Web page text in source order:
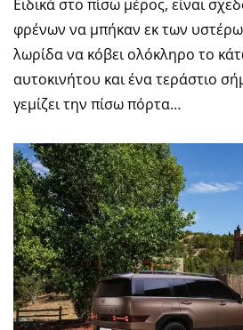
Ειδικά στο πίσω μέρος, είναι
φρένων να μπήκαν εκ των
λωρίδα να κόβει ολόκληρο το
αυτοκινήτου και ένα τεράστιο
γεμίζει την πίσω πόρτα…